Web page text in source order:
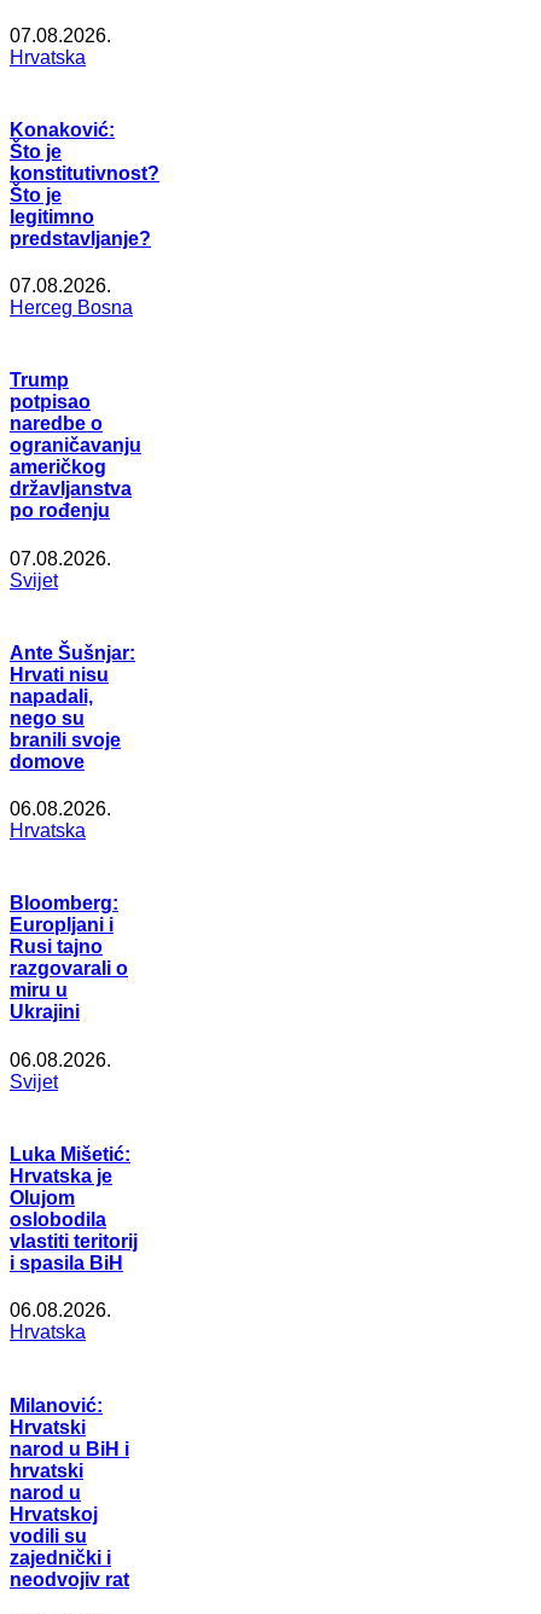
07.08.2026.
Hrvatska
Konaković:
Što je
konstitutivnost?
Što je
legitimno
predstavljanje?
07.08.2026.
Herceg Bosna
Trump
potpisao
naredbe o
ograničavanju
američkog
državljanstva
po rođenju
07.08.2026.
Svijet
Ante Šušnjar:
Hrvati nisu
napadali,
nego su
branili svoje
domove
06.08.2026.
Hrvatska
Bloomberg:
Europljani i
Rusi tajno
razgovarali o
miru u
Ukrajini
06.08.2026.
Svijet
Luka Mišetić:
Hrvatska je
Olujom
oslobodila
vlastiti teritorij
i spasila BiH
06.08.2026.
Hrvatska
Milanović:
Hrvatski
narod u BiH i
hrvatski
narod u
Hrvatskoj
vodili su
zajednički i
neodvojiv rat